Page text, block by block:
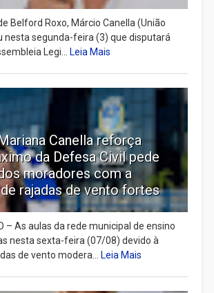
Belford Roxo, Márcio Canella (União
nesta segunda-feira (3) que disputará
Legi...
Leia Mais
Canella reforça
da Defesa Civil pede
moradores com a
rajadas de vento fortes
– As aulas da rede municipal de ensino
nesta sexta-feira (07/08) devido à
de vento modera...
Leia Mais